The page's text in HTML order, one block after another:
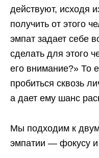
действуют, исходя
получить от этого
эмпат задает себе
сделать для этого
его внимание?» То
пробиться сквозь
а дает ему шанс
Мы подходим к
эмпатии — фокусу и